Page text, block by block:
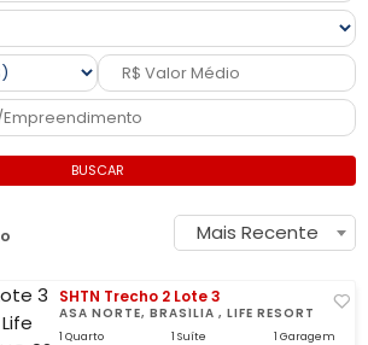
BUSCAR
Mais Recente
SHTN Trecho 2 Lote 3
ASA NORTE, BRASÍLIA , LIFE RESORT
1 Quarto 1 Suíte 1 Garagem